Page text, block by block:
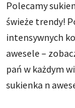
Polecamy
świeże trendy!
intensywnych
awesele –
pań w każdym
sukienka n